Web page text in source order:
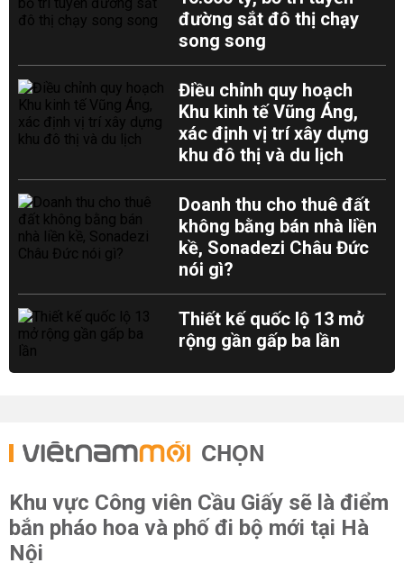
đường sắt đô thị chạy
song song
Điều chỉnh quy hoạch
Khu kinh tế Vũng Áng,
xác định vị trí xây dựng
khu đô thị và du lịch
Doanh thu cho thuê đất
không bằng bán nhà liền
kề, Sonadezi Châu Đức
nói gì?
Thiết kế quốc lộ 13 mở
rộng gần gấp ba lần
CHỌN
Khu vực Công viên Cầu Giấy sẽ là điểm
bắn pháo hoa và phố đi bộ mới tại Hà
Nội